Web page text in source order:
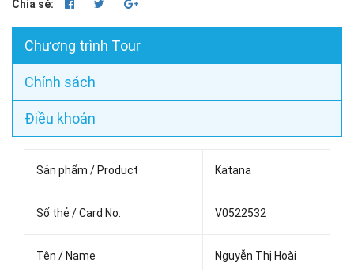
Chia sẻ:
Chương trình Tour
Chính sách
Điều khoản
Sản phẩm / Product Katana
Số thẻ / Card No. V0522532
Tên / Name Nguyễn Thị Hoài